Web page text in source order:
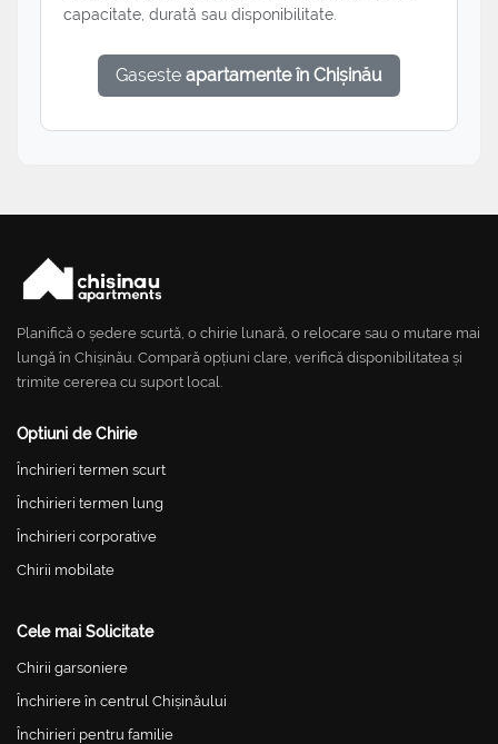
capacitate, durată sau disponibilitate.
Gaseste apartamente în Chișinău
Planifică o ședere scurtă, o chirie lunară, o relocare sau o mutare mai
lungă în Chișinău. Compară opțiuni clare, verifică disponibilitatea și
trimite cererea cu suport local.
Optiuni de Chirie
Închirieri termen scurt
Închirieri termen lung
Închirieri corporative
Chirii mobilate
Cele mai Solicitate
Chirii garsoniere
Închiriere în centrul Chișinăului
Închirieri pentru familie